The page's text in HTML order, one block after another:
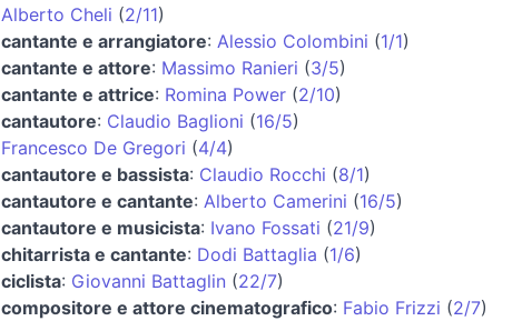
Alberto Cheli (2/11)
cantante e arrangiatore: Alessio Colombini (1/1)
cantante e attore: Massimo Ranieri (3/5)
cantante e attrice: Romina Power(2/10)
cantautore: Claudio Baglioni (16/5)
Francesco De Gregori (4/4)
cantautore e bassista: Claudio Rocchi (8/1)
cantautore e cantante: Alberto Camerini (16/5)
cantautore e musicista: Ivano Fossati (21/9)
chitarrista e cantante: Dodi Battaglia (1/6)
ciclista: Giovanni Battaglin (22/7)
compositore e attore cinematografico: Fabio Frizzi (2/7)